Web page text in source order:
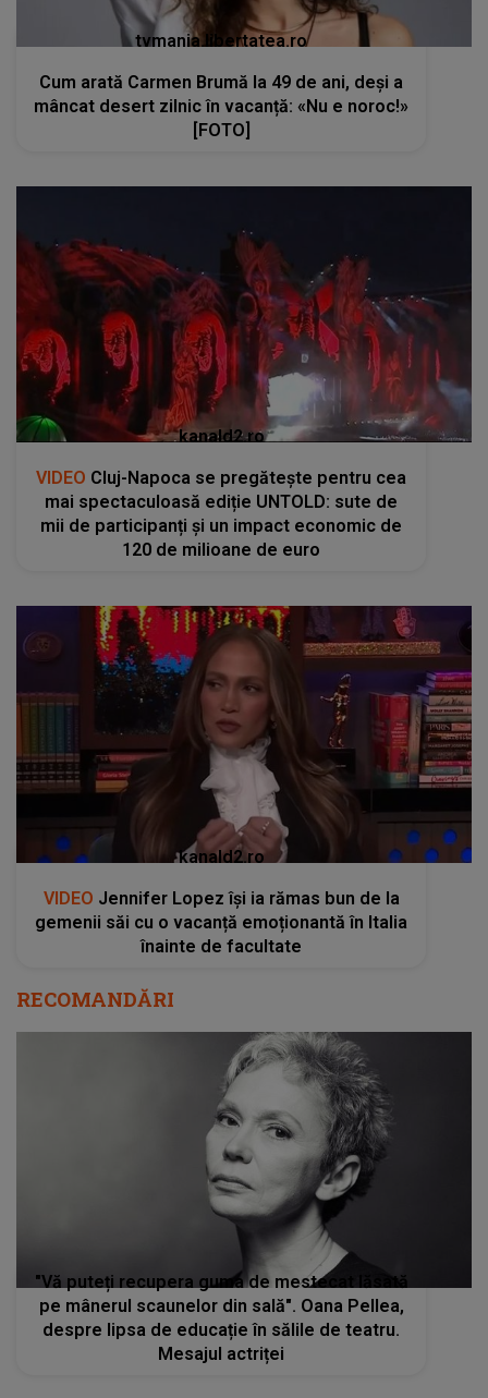
tvmania.libertatea.ro
Cum arată Carmen Brumă la 49 de ani, deși a
mâncat desert zilnic în vacanță: «Nu e noroc!»
[FOTO]
kanald2.ro
VIDEO Cluj-Napoca se pregătește pentru cea
mai spectaculoasă ediție UNTOLD: sute de
mii de participanți și un impact economic de
120 de milioane de euro
kanald2.ro
VIDEO Jennifer Lopez își ia rămas bun de la
gemenii săi cu o vacanță emoționantă în Italia
înainte de facultate
RECOMANDĂRI
"Vă puteți recupera guma de mestecat lăsată
pe mânerul scaunelor din sală". Oana Pellea,
despre lipsa de educație în sălile de teatru.
Mesajul actriței